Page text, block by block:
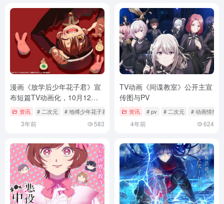
漫画《放学后少年花子君》宣
布短篇TV动画化，10月12日
开播资讯 # 二次元 # 地缚少年花子君 # 放学后少年花子君
3年前 583
TV动画《间谍教室》公开主宣
传图与PV
资讯 # pv # 二次元 # 动画情报
4年前 624